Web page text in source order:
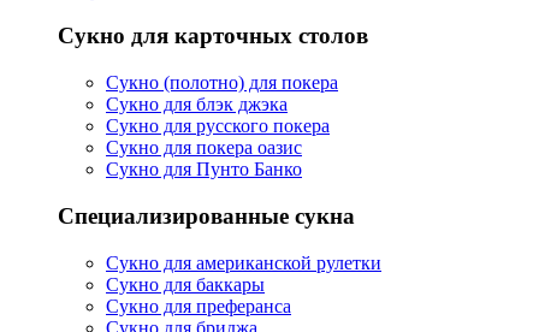
Сукно для карточных столов
Сукно (полотно) для покера
Сукно для блэк джэка
Сукно для русского покера
Сукно для покера оазис
Сукно для Пунто Банко
Специализированные сукна
Сукно для американской рулетки
Сукно для баккары
Сукно для преферанса
Сукно для бриджа